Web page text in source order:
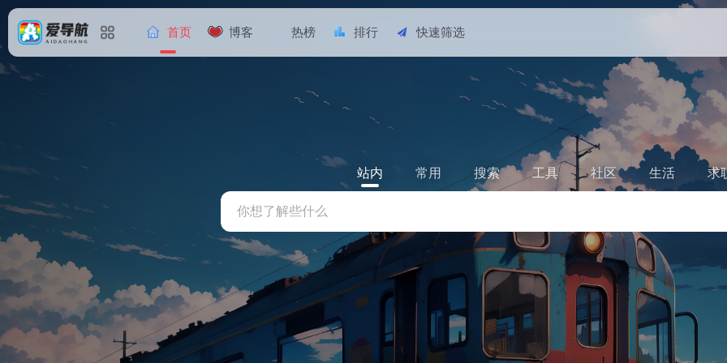
首页 博客 热榜 排行 快速筛选
站内 常用 搜索 工具 社区 生活 求